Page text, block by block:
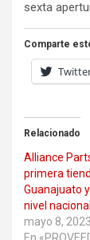
sexta
Comparte
Relacionado
Alliance
primera
Guanajuato
nivel nacional
mayo 8, 2023